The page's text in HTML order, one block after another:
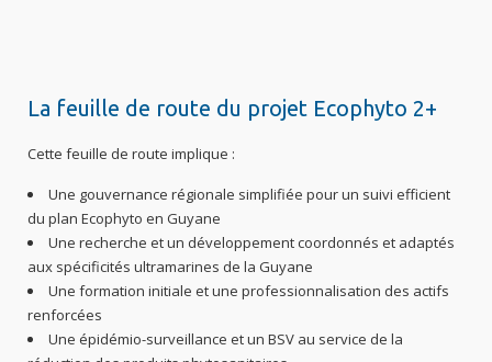
La feuille de route du projet Ecophyto 2+
Cette feuille de route implique :
Une gouvernance régionale simplifiée pour un suivi efficient
du plan Ecophyto en Guyane
Une recherche et un développement coordonnés et adaptés
aux spécificités ultramarines de la Guyane
Une formation initiale et une professionnalisation des actifs
renforcées
Une épidémio-surveillance et un BSV au service de la